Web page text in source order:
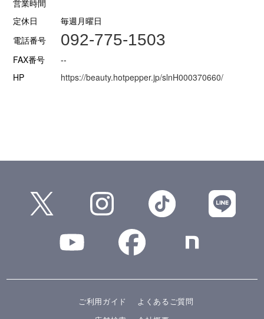
営業時間
定休日
毎週月曜日
電話番号
092-775-1503
FAX番号
--
HP
https://beauty.hotpepper.jp/slnH000370660/
ご利用ガイド
よくあるご質問